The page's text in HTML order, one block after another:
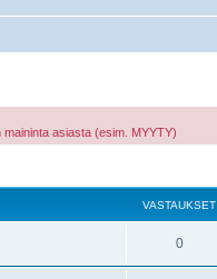
asiasta (esim. MYYTY)
VASTAUKSET
0